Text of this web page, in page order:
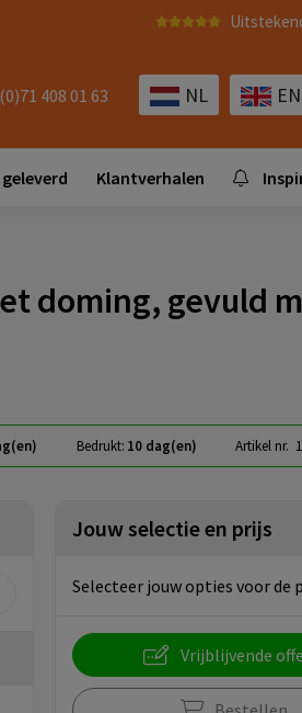
408 01 63 NL EN
Klantverhalen
doming, gevuld
Bedrukt: 10 dag(en) Artikel nr.
Jouw selectie en prijs
Selecteer jouw opties voor de
Vrijblijvende